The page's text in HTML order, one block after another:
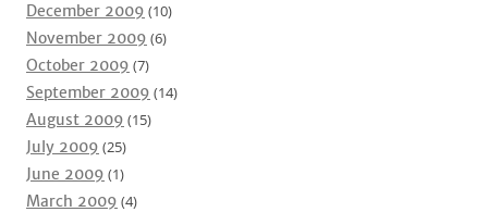
December 2009 (10)
November 2009 (6)
October 2009 (7)
September 2009 (14)
August 2009 (15)
July 2009 (25)
June 2009 (1)
March 2009 (4)